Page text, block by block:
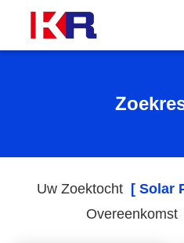
Uw Zoektocht[ Solar
Overeenkomst